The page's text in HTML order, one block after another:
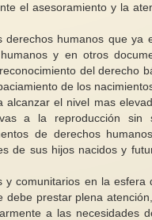
el asesoramiento y la
derechos humanos que ya
y en otros
del derecho
de los
alcanzar el nivel mas
a la reproducción sin
de derechos
de sus hijos nacidos y
y comunitarios en la esfera
debe prestar plena
a las necesidades
Mujeres
XX,
para...
¿Porqué leer
árabe?
Ser hispana y vivir
Unidos, me ha
familiarizada con la